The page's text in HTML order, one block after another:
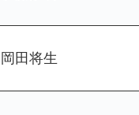
岡田将生